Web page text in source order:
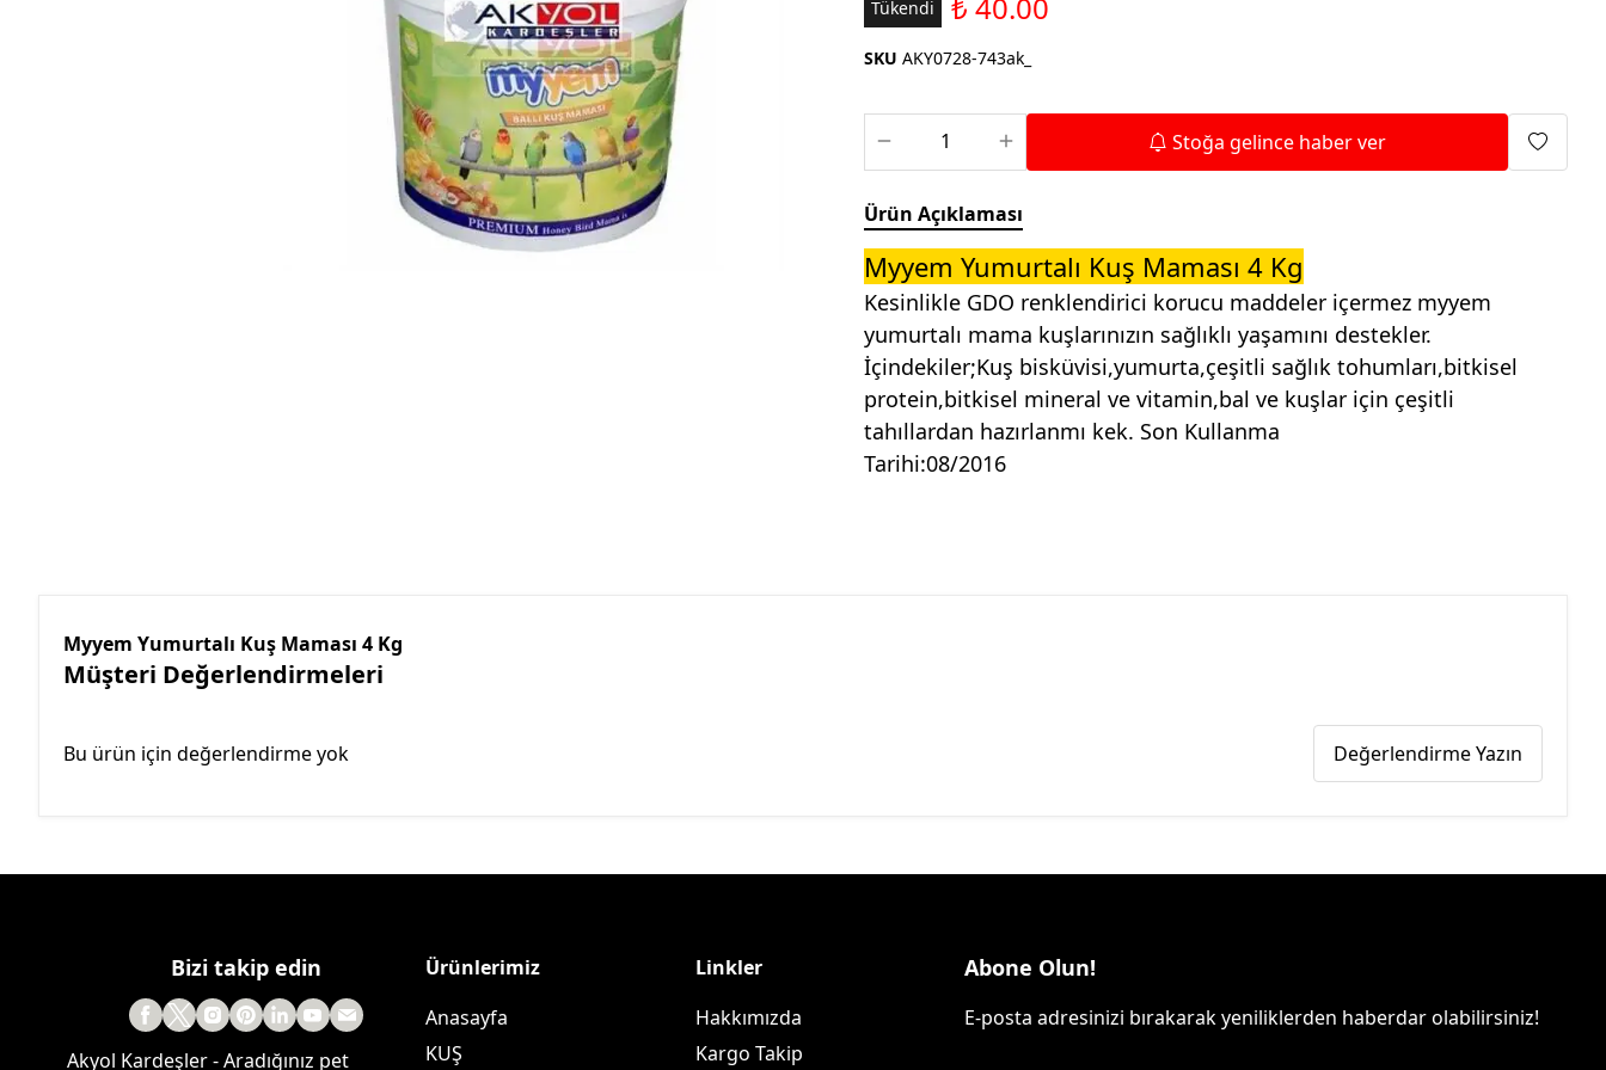
Saka ve Doğa Kuşu
Yemleri
Güvercin Yemleri
Kumlar
Mamalar
Krakerler
Kalamar Kemiği ve Gaga
Taşları
Aparatları
Tükendi
SKU AKY0728-743ak_
Stoğa gelince haber ver
Ürün Açıklaması
Myyem Yumurtalı Kuş Maması 4 Kg
Kesinlikle GDO renklendirici korucu maddeler içermez myyem
yumurtalı mama kuşlarınızın sağlıklı yaşamını destekler.
İçindekiler;Kuş bisküvisi,yumurta,çeşitli sağlık tohumları,bitkisel
protein,bitkisel mineral ve vitamin,bal ve kuşlar için çeşitli
tahıllardan hazırlanmı kek. Son Kullanma
Tarihi:08/2016
Myyem Yumurtalı Kuş Maması 4 Kg
Müşteri Değerlendirmeleri
Bu ürün için değerlendirme yok Değerlendirme Yazın
Bizi takip edin
Akyol Kardeşler - Aradığınız pet
Ürünlerimiz
Anasayfa
KUŞ
Linkler
Hakkımızda
Kargo Takip
Abone Olun!
E-posta adresinizi bırakarak yeniliklerden haberdar olabilirsiniz!